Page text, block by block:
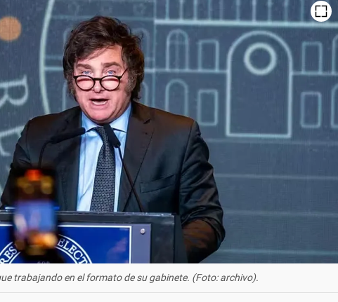
trabajando en el formato de su gabinete. (Foto: archivo).